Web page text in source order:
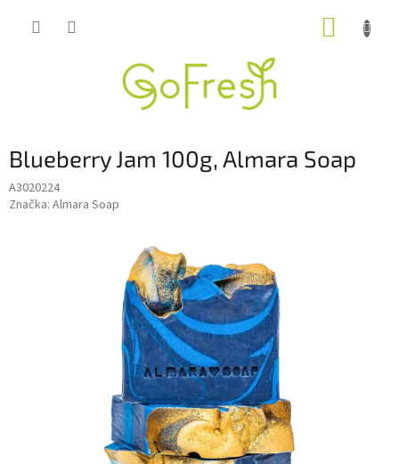
Blueberry Jam 100g, Almara Soap
A3020224
Značka: Almara Soap